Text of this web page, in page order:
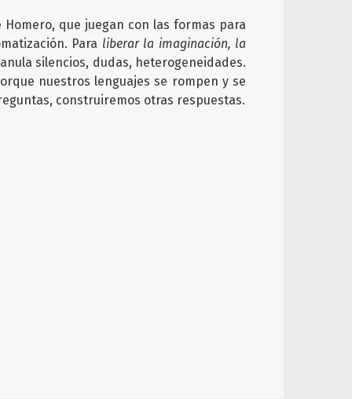
que juegan con las formas para
Para liberar la imaginación, la
silencios, dudas, heterogeneidades.
nuestros lenguajes se rompen y se
construiremos otras respuestas.